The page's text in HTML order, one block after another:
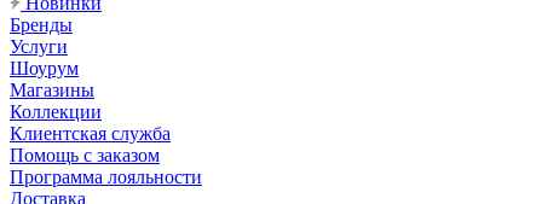
Бренды
Услуги
Шоурум
Магазины
Коллекции
Клиентская служба
Помощь с заказом
Программа лояльности
Доставка